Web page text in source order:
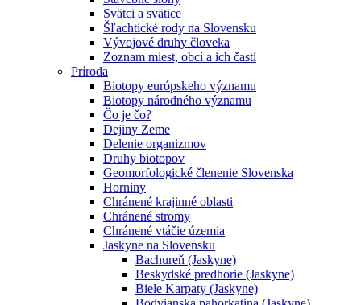
Svätci a svätice
Šľachtické rody na Slovensku
Vývojové druhy človeka
Zoznam miest, obcí a ich častí
Príroda
Biotopy európskeho významu
Biotopy národného významu
Čo je čo?
Dejiny Zeme
Delenie organizmov
Druhy biotopov
Geomorfologické členenie Slovenska
Horniny
Chránené krajinné oblasti
Chránené stromy
Chránené vtáčie územia
Jaskyne na Slovensku
Bachureň (Jaskyne)
Beskydské predhorie (Jaskyne)
Biele Karpaty (Jaskyne)